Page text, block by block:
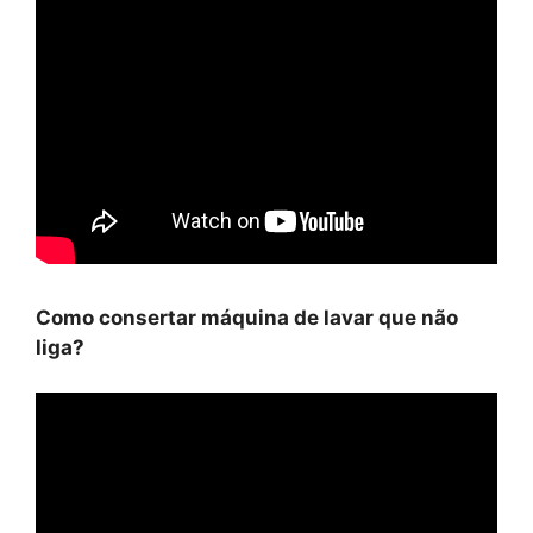
Como consertar máquina de lavar que não
liga?